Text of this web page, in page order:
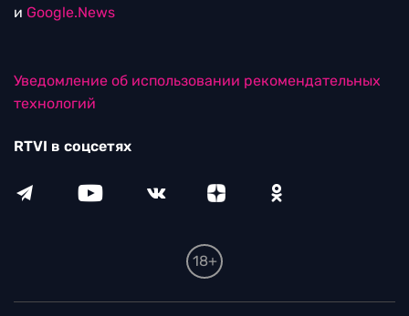
и Google.News
Уведомление об использовании рекомендательных
технологий
RTVI в соцсетях
18+